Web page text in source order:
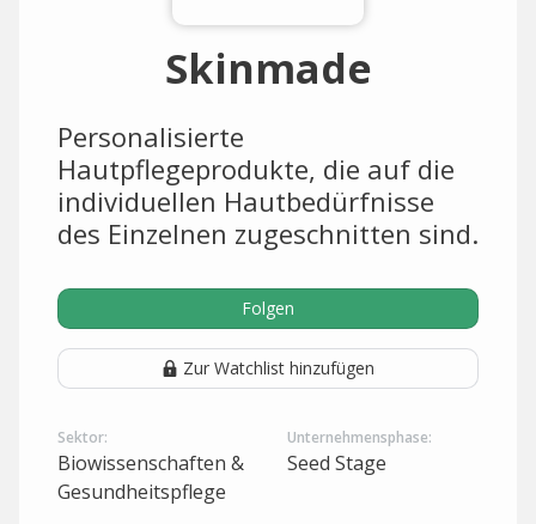
Skinmade
Personalisierte
Hautpflegeprodukte, die auf die
individuellen Hautbedürfnisse
des Einzelnen zugeschnitten sind.
Folgen
Zur Watchlist hinzufügen
Sektor:
Biowissenschaften &
Gesundheitspflege
Unternehmensphase:
Seed Stage